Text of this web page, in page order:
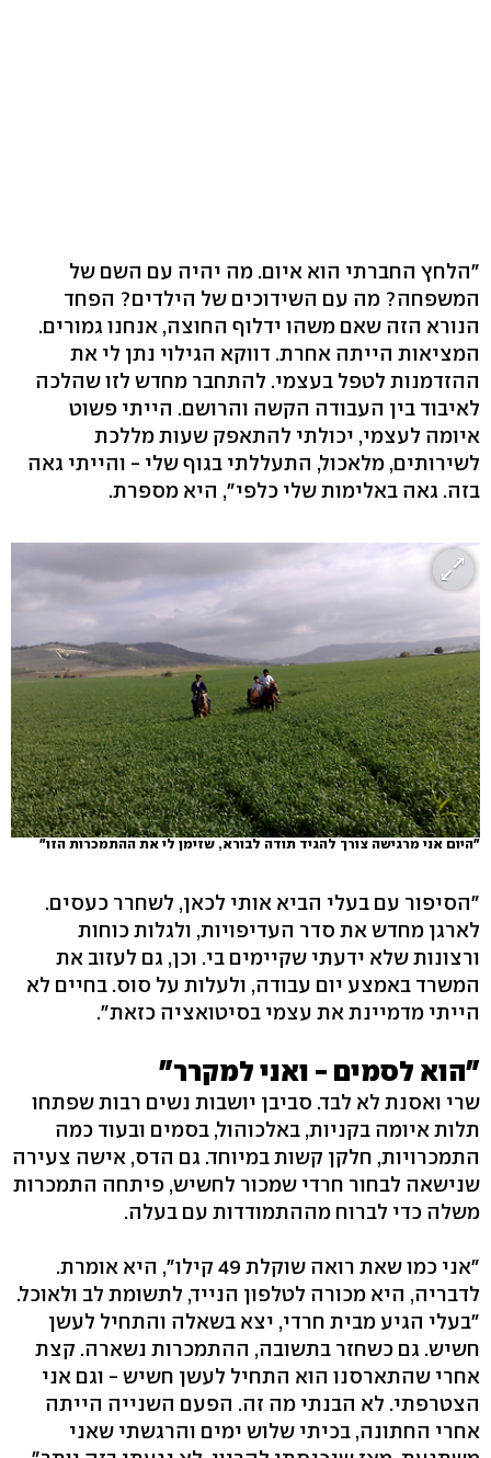
"הלחץ החברתי הוא איום. מה יהיה עם השם של
המשפחה? מה עם השידוכים של הילדים? הפחד
הנורא הזה שאם משהו ידלוף החוצה, אנחנו גמורים.
המציאות הייתה אחרת. דווקא הגילוי נתן לי את
ההזדמנות לטפל בעצמי. להתחבר מחדש לזו שהלכה
לאיבוד בין העבודה הקשה והרושם. הייתי פשוט
איומה לעצמי, יכולתי להתאפק שעות מללכת
לשירותים, מלאכול, התעללתי בגוף שלי - והייתי גאה
בזה. גאה באלימות שלי כלפי", היא מספרת.
"היום אני מרגישה צורך להגיד תודה לבורא, שזימן לי את ההתמכרות הזו"
"הסיפור עם בעלי הביא אותי לכאן, לשחרר כעסים.
לארגן מחדש את סדר העדיפויות, ולגלות כוחות
ורצונות שלא ידעתי שקיימים בי. וכן, גם לעזוב את
המשרד באמצע יום עבודה, ולעלות על סוס. בחיים לא
הייתי מדמיינת את עצמי בסיטואציה כזאת".
"הוא לסמים - ואני למקרר"
שרי ואסנת לא לבד. סביבן יושבות נשים רבות שפתחו
תלות איומה בקניות, באלכוהול, בסמים ובעוד כמה
התמכרויות, חלקן קשות במיוחד. גם הדס, אישה צעירה
שנישאה לבחור חרדי שמכור לחשיש, פיתחה התמכרות
משלה כדי לברוח מההתמודדות עם בעלה.
"אני כמו שאת רואה שוקלת 49 קילו", היא אומרת.
לדבריה, היא מכורה לטלפון הנייד, לתשומת לב ולאוכל.
"בעלי הגיע מבית חרדי, יצא בשאלה והתחיל לעשן
חשיש. גם כשחזר בתשובה, ההתמכרות נשארה. קצת
אחרי שהתארסנו הוא התחיל לעשן חשיש - וגם אני
הצטרפתי. לא הבנתי מה זה. הפעם השנייה הייתה
אחרי החתונה, בכיתי שלוש ימים והרגשתי שאני